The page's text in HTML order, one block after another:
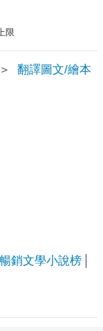
限
＞ 翻譯圖文/繪本
銷文學小說榜